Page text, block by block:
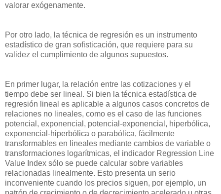
valorar exógenamente.
Por otro lado, la técnica de regresión es un instrumento
estadístico de gran sofisticación, que requiere para su
validez el cumplimiento de algunos supuestos.
En primer lugar, la relación entre las cotizaciones y el
tiempo debe ser lineal. Si bien la técnica estadística de
regresión lineal es aplicable a algunos casos concretos de
relaciones no lineales, como es el caso de las funciones
potencial, exponencial, potencial-exponencial, hiperbólica,
exponencial-hiperbólica o parabólica, fácilmente
transformables en lineales mediante cambios de variable o
transformaciones logarítmicas, el indicador Regression Line
Value Index sólo se puede calcular sobre variables
relacionadas linealmente. Esto presenta un serio
inconveniente cuando los precios siguen, por ejemplo, un